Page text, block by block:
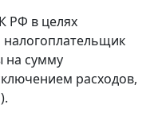
РФ в целях
на сумму
расходов,